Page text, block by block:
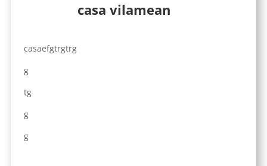
casa vilamean
casaefgtrgtrg
g
tg
g
g